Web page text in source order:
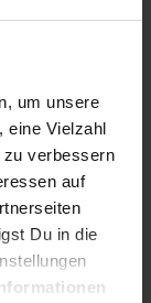
um unsere
eine Vielzahl
verbessern
auf
Du in die
verwenden